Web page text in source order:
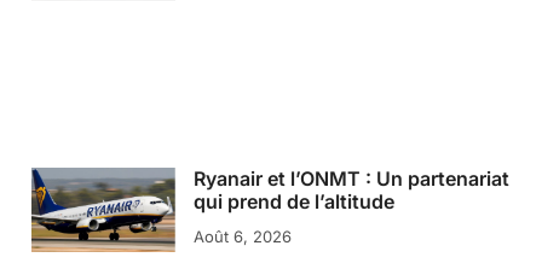
Ryanair et l’ONMT : Un partenariat
qui prend de l’altitude
Août 6, 2026